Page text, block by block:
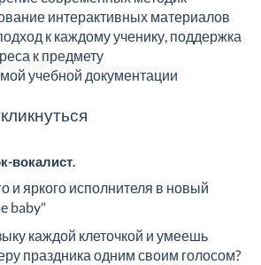
интерактивных материалов
к каждому ученику, поддержка
к предмету
учебной документации
вокалист.
и яркого исполнителя в новый
baby"
каждой клеточкой и умеешь
праздника одним своим голосом?